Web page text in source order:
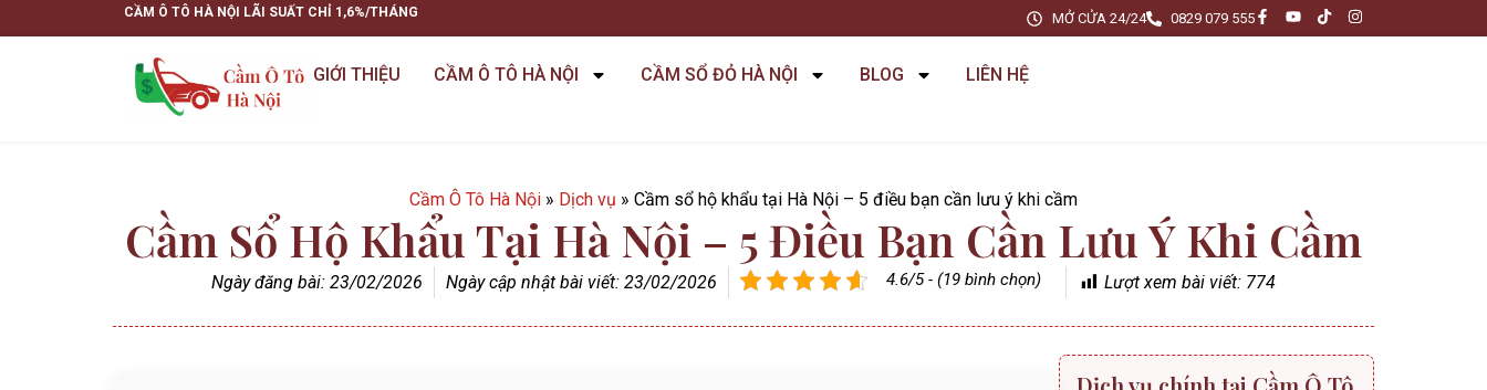
CẦM Ô TÔ HÀ NỘI LÃI SUẤT CHỈ 1,6%/THÁNG MỞ CỬA 24/24 0829 079 555
GIỚI THIỆU CẦM Ô TÔ HÀ NỘI CẦM SỔ ĐỎ HÀ NỘI BLOG LIÊN HỆ
Cầm Ô Tô Hà Nội » Dịch vụ » Cầm sổ hộ khẩu tại Hà Nội – 5 điều bạn cần lưu ý khi cầm
Cầm Sổ Hộ Khẩu Tại Hà Nội – 5 Điều Bạn Cần Lưu Ý Khi Cầm
Ngày đăng bài: 23/02/2026 Ngày cập nhật bài viết: 23/02/2026 4.6/5 - (19 bình chọn) Lượt xem bài viết: 774